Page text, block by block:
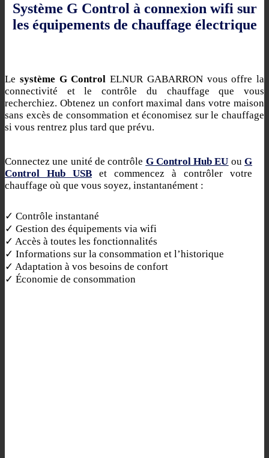
Système G Control à connexion wifi sur
les équipements de chauffage électrique
Le système G Control ELNUR GABARRON vous offre la
connectivité et le contrôle du chauffage que vous
recherchiez. Obtenez un confort maximal dans votre maison
sans excès de consommation et économisez sur le chauffage
si vous rentrez plus tard que prévu.
Connectez une unité de contrôle G Control Hub EU ouG
Control Hub USB et commencez à contrôler votre
chauffage où que vous soyez, instantanément :
✓ Contrôle instantané
✓ Gestion des équipements via wifi
✓ Accès à toutes les fonctionnalités
✓ Informations sur la consommation et l’historique
✓ Adaptation à vos besoins de confort
✓ Économie de consommation